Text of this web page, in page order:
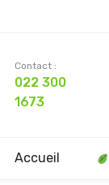
Contact :
022 300
1673
Accueil